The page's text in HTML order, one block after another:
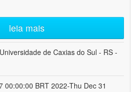
leia mais
Universidade de Caxias do Sul - RS -
00:00:00 BRT 2022-Thu Dec 31